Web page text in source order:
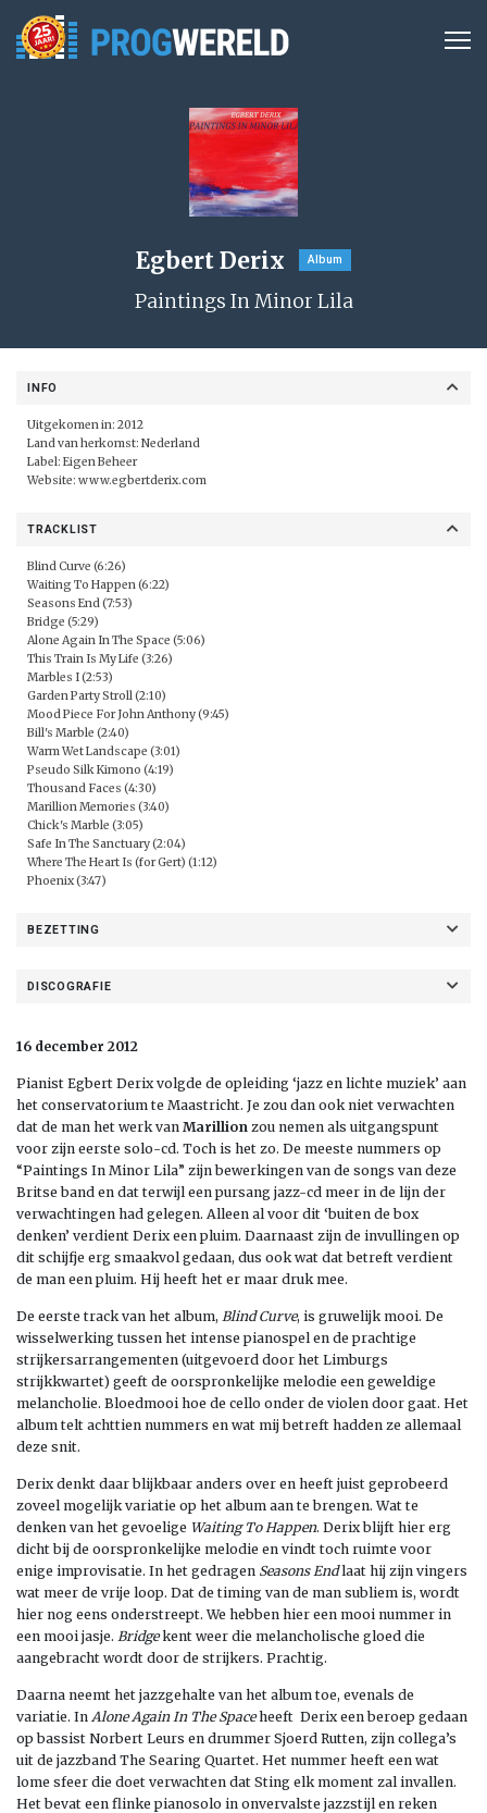
Egbert Derix Album
Paintings In Minor Lila
INFO
Uitgekomen in: 2012
Land van herkomst: Nederland
Label: Eigen Beheer
Website: www.egbertderix.com
TRACKLIST
Blind Curve (6:26)
Waiting To Happen (6:22)
Seasons End (7:53)
Bridge (5:29)
Alone Again In The Space (5:06)
This Train Is My Life (3:26)
Marbles I (2:53)
Garden Party Stroll (2:10)
Mood Piece For John Anthony (9:45)
Bill's Marble (2:40)
Warm Wet Landscape (3:01)
Pseudo Silk Kimono (4:19)
Thousand Faces (4:30)
Marillion Memories (3:40)
Chick's Marble (3:05)
Safe In The Sanctuary (2:04)
Where The Heart Is (for Gert) (1:12)
Phoenix (3:47)
BEZETTING
DISCOGRAFIE
16 december 2012
Pianist Egbert Derix volgde de opleiding ‘jazz en lichte muziek’ aan
het conservatorium te Maastricht. Je zou dan ook niet verwachten
dat de man het werk van Marillion zou nemen als uitgangspunt
voor zijn eerste solo-cd. Toch is het zo. De meeste nummers op
“Paintings In Minor Lila” zijn bewerkingen van de songs van deze
Britse band en dat terwijl een pursang jazz-cd meer in de lijn der
verwachtingen had gelegen. Alleen al voor dit ‘buiten de box
denken’ verdient Derix een pluim. Daarnaast zijn de invullingen op
dit schijfje erg smaakvol gedaan, dus ook wat dat betreft verdient
de man een pluim. Hij heeft het er maar druk mee.
De eerste track van het album, Blind Curve, is gruwelijk mooi. De
wisselwerking tussen het intense pianospel en de prachtige
strijkersarrangementen (uitgevoerd door het Limburgs
strijkkwartet) geeft de oorspronkelijke melodie een geweldige
melancholie. Bloedmooi hoe de cello onder de violen door gaat. Het
album telt achttien nummers en wat mij betreft hadden ze allemaal
deze snit.
Derix denkt daar blijkbaar anders over en heeft juist geprobeerd
zoveel mogelijk variatie op het album aan te brengen. Wat te
denken van het gevoelige Waiting To Happen. Derix blijft hier erg
dicht bij de oorspronkelijke melodie en vindt toch ruimte voor
enige improvisatie. In het gedragen Seasons Endlaat hij zijn vingers
wat meer de vrije loop. Dat de timing van de man subliem is, wordt
hier nog eens onderstreept. We hebben hier een mooi nummer in
een mooi jasje. Bridgekent weer die melancholische gloed die
aangebracht wordt door de strijkers. Prachtig.
Daarna neemt het jazzgehalte van het album toe, evenals de
variatie. In Alone Again In The Spaceheeft Derix een beroep gedaan
op bassist Norbert Leurs en drummer Sjoerd Rutten, zijn collega’s
uit de jazzband The Searing Quartet. Het nummer heeft een wat
lome sfeer die doet verwachten dat Sting elk moment zal invallen.
Het bevat een flinke pianosolo in onvervalste jazzstijl en reken